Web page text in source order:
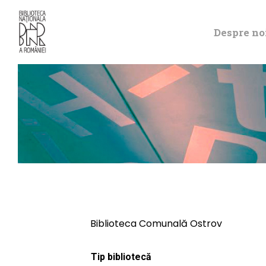
Despre
Biblioteca Comunală Ostrov
Tip bibliotecă